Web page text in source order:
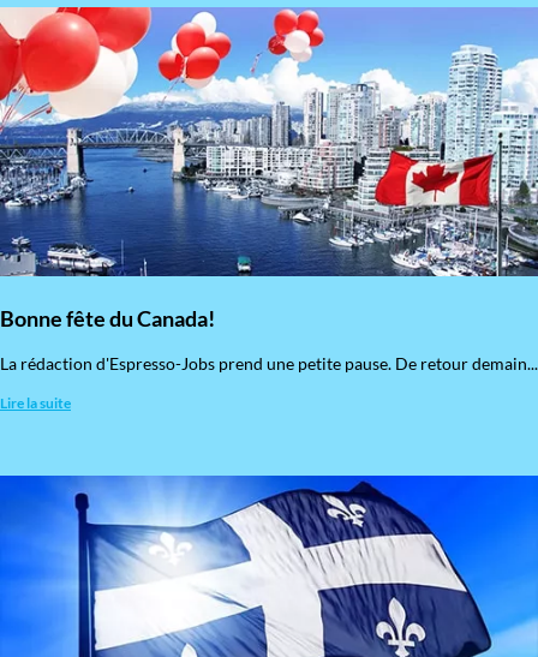
Bonne fête du Canada!
La rédaction d'Espresso-Jobs prend une petite pause. De retour demain...
Lire la suite